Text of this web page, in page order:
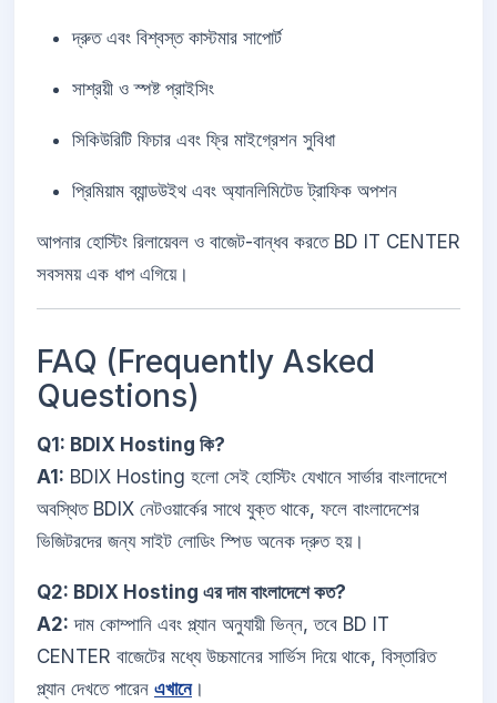
দ্রুত এবং বিশ্বস্ত কাস্টমার সাপোর্ট
সাশ্রয়ী ও স্পষ্ট প্রাইসিং
সিকিউরিটি ফিচার এবং ফ্রি মাইগ্রেশন সুবিধা
প্রিমিয়াম ব্যান্ডউইথ এবং অ্যানলিমিটেড ট্রাফিক অপশন
আপনার হোস্টিং রিলায়েবল ও বাজেট-বান্ধব করতে BD IT CENTER
সবসময় এক ধাপ এগিয়ে।
FAQ (Frequently Asked
Questions)
Q1: BDIX Hosting কি?
A1: BDIX Hosting হলো সেই হোস্টিং যেখানে সার্ভার বাংলাদেশে
অবস্থিত BDIX নেটওয়ার্কের সাথে যুক্ত থাকে, ফলে বাংলাদেশের
ভিজিটরদের জন্য সাইট লোডিং স্পিড অনেক দ্রুত হয়।
Q2: BDIX Hosting এর দাম বাংলাদেশে কত?
A2: দাম কোম্পানি এবং প্ল্যান অনুযায়ী ভিন্ন, তবে BD IT
CENTER বাজেটের মধ্যে উচ্চমানের সার্ভিস দিয়ে থাকে, বিস্তারিত
প্ল্যান দেখতে পারেন এখানে।